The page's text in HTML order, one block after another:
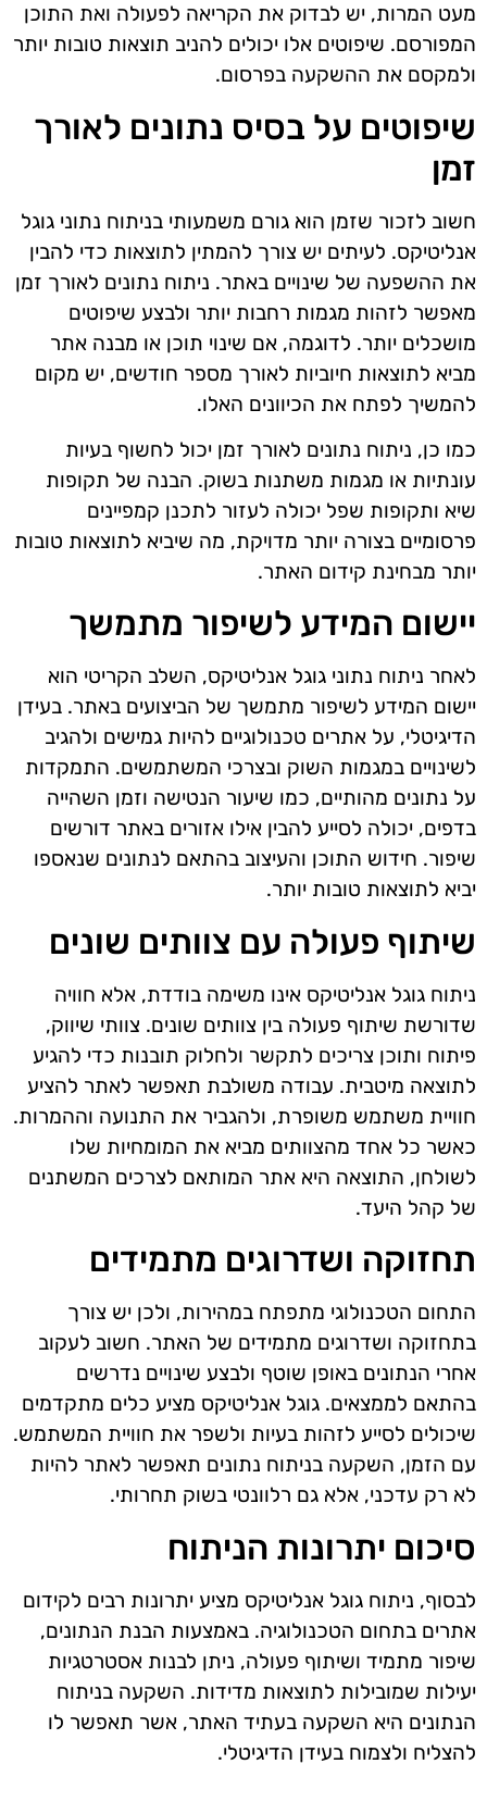
מעט המרות, יש לבדוק את הקריאה לפעולה ואת התוכן
המפורסם. שיפוטים אלו יכולים להניב תוצאות טובות יותר
ולמקסם את ההשקעה בפרסום.
שיפוטים על בסיס נתונים לאורך
זמן
חשוב לזכור שזמן הוא גורם משמעותי בניתוח נתוני גוגל
אנליטיקס. לעיתים יש צורך להמתין לתוצאות כדי להבין
את ההשפעה של שינויים באתר. ניתוח נתונים לאורך זמן
מאפשר לזהות מגמות רחבות יותר ולבצע שיפוטים
מושכלים יותר. לדוגמה, אם שינוי תוכן או מבנה אתר
מביא לתוצאות חיוביות לאורך מספר חודשים, יש מקום
להמשיך לפתח את הכיוונים האלו.
כמו כן, ניתוח נתונים לאורך זמן יכול לחשוף בעיות
עונתיות או מגמות משתנות בשוק. הבנה של תקופות
שיא ותקופות שפל יכולה לעזור לתכנן קמפיינים
פרסומיים בצורה יותר מדויקת, מה שיביא לתוצאות טובות
יותר מבחינת קידום האתר.
יישום המידע לשיפור מתמשך
לאחר ניתוח נתוני גוגל אנליטיקס, השלב הקריטי הוא
יישום המידע לשיפור מתמשך של הביצועים באתר. בעידן
הדיגיטלי, על אתרים טכנולוגיים להיות גמישים ולהגיב
לשינויים במגמות השוק ובצרכי המשתמשים. התמקדות
על נתונים מהותיים, כמו שיעור הנטישה וזמן השהייה
בדפים, יכולה לסייע להבין אילו אזורים באתר דורשים
שיפור. חידוש התוכן והעיצוב בהתאם לנתונים שנאספו
יביא לתוצאות טובות יותר.
שיתוף פעולה עם צוותים שונים
ניתוח גוגל אנליטיקס אינו משימה בודדת, אלא חוויה
שדורשת שיתוף פעולה בין צוותים שונים. צוותי שיווק,
פיתוח ותוכן צריכים לתקשר ולחלוק תובנות כדי להגיע
לתוצאה מיטבית. עבודה משולבת תאפשר לאתר להציע
חוויית משתמש משופרת, ולהגביר את התנועה וההמרות.
כאשר כל אחד מהצוותים מביא את המומחיות שלו
לשולחן, התוצאה היא אתר המותאם לצרכים המשתנים
של קהל היעד.
תחזוקה ושדרוגים מתמידים
התחום הטכנולוגי מתפתח במהירות, ולכן יש צורך
בתחזוקה ושדרוגים מתמידים של האתר. חשוב לעקוב
אחרי הנתונים באופן שוטף ולבצע שינויים נדרשים
בהתאם לממצאים. גוגל אנליטיקס מציע כלים מתקדמים
שיכולים לסייע לזהות בעיות ולשפר את חוויית המשתמש.
עם הזמן, השקעה בניתוח נתונים תאפשר לאתר להיות
לא רק עדכני, אלא גם רלוונטי בשוק תחרותי.
סיכום יתרונות הניתוח
לבסוף, ניתוח גוגל אנליטיקס מציע יתרונות רבים לקידום
אתרים בתחום הטכנולוגיה. באמצעות הבנת הנתונים,
שיפור מתמיד ושיתוף פעולה, ניתן לבנות אסטרטגיות
יעילות שמובילות לתוצאות מדידות. השקעה בניתוח
הנתונים היא השקעה בעתיד האתר, אשר תאפשר לו
להצליח ולצמוח בעידן הדיגיטלי.